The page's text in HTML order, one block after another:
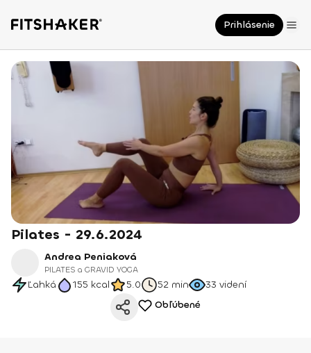
Prihlásenie
Pilates - 29.6.2024
Andrea Peniaková
PILATES a GRAVID YOGA
Ľahká 155 kcal 5.0 52 min 33 videní
Obľúbené